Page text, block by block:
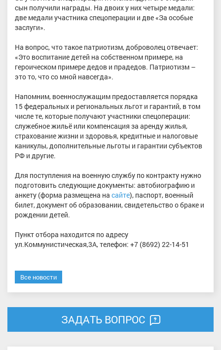
сын получили награды. На двоих у них четыре медали:
две медали участника спецоперации и две «За особые
заслуги».
На вопрос, что такое патриотизм, доброволец отвечает:
«Это воспитание детей на собственном примере, на
героическом примере дедов и прадедов. Патриотизм –
это то, что со мной навсегда».
Напомним, военнослужащим предоставляется порядка
15 федеральных и региональных льгот и гарантий, в том
числе те, которые получают участники спецоперации:
служебное жильё или компенсация за аренду жилья,
страхование жизни и здоровья, кредитные и налоговые
каникулы, дополнительные льготы и гарантии субъектов
РФ и другие.
Для поступления на военную службу по контракту нужно
подготовить следующие документы: автобиографию и
анкету (форма размещена на сайте), паспорт, военный
билет, документ об образовании, свидетельство о браке и
рождении детей.
Пункт отбора находится по адресу
ул.Коммунистическая,3А, телефон: +7 (8692) 22-14-51
Все новости
ЗАДАТЬ ВОПРОС